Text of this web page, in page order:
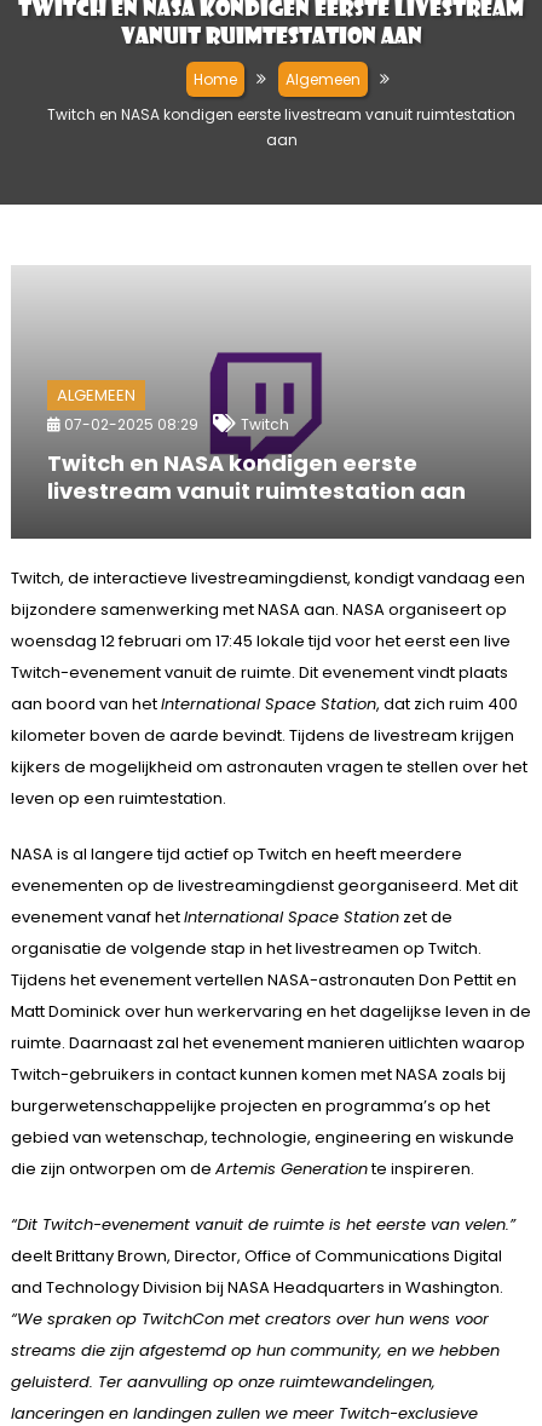
Twitch en NASA kondigen eerste livestream
vanuit ruimtestation aan
Home
Algemeen
Twitch en NASA kondigen eerste livestream vanuit ruimtestation
aan
ALGEMEEN
07-02-2025 08:29 Twitch
Twitch en NASA kondigen eerste
livestream vanuit ruimtestation aan
Twitch, de interactieve livestreamingdienst, kondigt vandaag een
bijzondere samenwerking met NASA aan. NASA organiseert op
woensdag 12 februari om 17:45 lokale tijd voor het eerst een live
Twitch-evenement vanuit de ruimte. Dit evenement vindt plaats
aan boord van hetInternational Space Station, dat zich ruim 400
kilometer boven de aarde bevindt. Tijdens de livestream krijgen
kijkers de mogelijkheid om astronauten vragen te stellen over het
leven op een ruimtestation.
NASA is al langere tijd actief op Twitch en heeft meerdere
evenementen op de livestreamingdienst georganiseerd. Met dit
evenement vanaf hetInternational Space Stationzet de
organisatie de volgende stap in het livestreamen op Twitch.
Tijdens het evenement vertellen NASA-astronauten Don Pettit en
Matt Dominick over hun werkervaring en het dagelijkse leven in de
ruimte. Daarnaast zal het evenement manieren uitlichten waarop
Twitch-gebruikers in contact kunnen komen met NASA zoals bij
burgerwetenschappelijke projecten en programma’s op het
gebied van wetenschap, technologie, engineering en wiskunde
die zijn ontworpen om de Artemis Generationte inspireren.
“Dit Twitch-evenement vanuit de ruimte is het eerste van velen.”
deelt Brittany Brown, Director, Office of Communications Digital
and Technology Division bij NASA Headquarters in Washington.
“We spraken op TwitchCon met creators over hun wens voor
streams die zijn afgestemd op hun community, en we hebben
geluisterd. Ter aanvulling op onze ruimtewandelingen,
lanceringen en landingen zullen we meer Twitch-exclusieve